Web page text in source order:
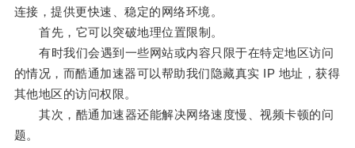
连接，提供更快速、稳定的网络环境。
首先，它可以突破地理位置限制。
有时我们会遇到一些网站或内容只限于在特定地区访问
的情况，而酷通加速器可以帮助我们隐藏真实 IP 地址，获得
其他地区的访问权限。
其次，酷通加速器还能解决网络速度慢、视频卡顿的问
题。